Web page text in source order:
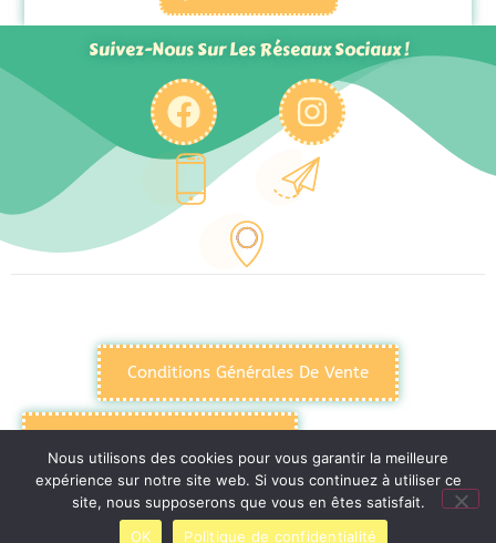
Suivez-Nous Sur Les Réseaux Sociaux !
Conditions Générales De Vente
Mentions Légales
Nous utilisons des cookies pour vous garantir la meilleure
expérience sur notre site web. Si vous continuez à utiliser ce
site, nous supposerons que vous en êtes satisfait.
OK
Politique de confidentialité